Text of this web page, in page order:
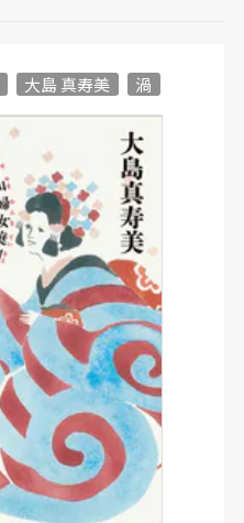
大島 真寿美 渦